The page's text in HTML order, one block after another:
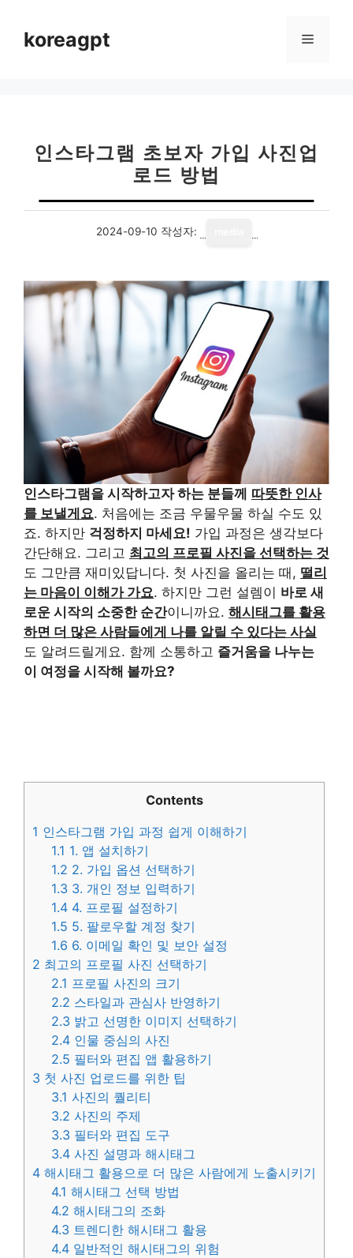
koreagpt 메
인스타그램 초보자 가입 사진업
로드 방법
2024-09-10 작성자:
인스타그램을 시작하고자 하는 분들께 따뜻한 인사
를 보낼게요. 처음에는 조금 우물우물 하실 수도 있
죠. 하지만 걱정하지 마세요! 가입 과정은 생각보다
간단해요. 그리고 최고의 프로필 사진을 선택하는 것
도 그만큼 재미있답니다. 첫 사진을 올리는 때, 떨리
는 마음이 이해가 가요. 하지만 그런 설렘이 바로 새
로운 시작의 소중한 순간이니까요. 해시태그를 활용
하면 더 많은 사람들에게 나를 알릴 수 있다는 사실
도 알려드릴게요. 함께 소통하고 즐거움을 나누는
이 여정을 시작해 볼까요?
Contents
1 인스타그램 가입 과정 쉽게 이해하기
1.1 1. 앱 설치하기
1.2 2. 가입 옵션 선택하기
1.3 3. 개인 정보 입력하기
1.4 4. 프로필 설정하기
1.5 5. 팔로우할 계정 찾기
1.6 6. 이메일 확인 및 보안 설정
2 최고의 프로필 사진 선택하기
2.1 프로필 사진의 크기
2.2 스타일과 관심사 반영하기
2.3 밝고 선명한 이미지 선택하기
2.4 인물 중심의 사진
2.5 필터와 편집 앱 활용하기
3 첫 사진 업로드를 위한 팁
3.1 사진의 퀄리티
3.2 사진의 주제
3.3 필터와 편집 도구
3.4 사진 설명과 해시태그
4 해시태그 활용으로 더 많은 사람에게 노출시키기
4.1 해시태그 선택 방법
4.2 해시태그의 조화
4.3 트렌디한 해시태그 활용
4.4 일반적인 해시태그의 위험